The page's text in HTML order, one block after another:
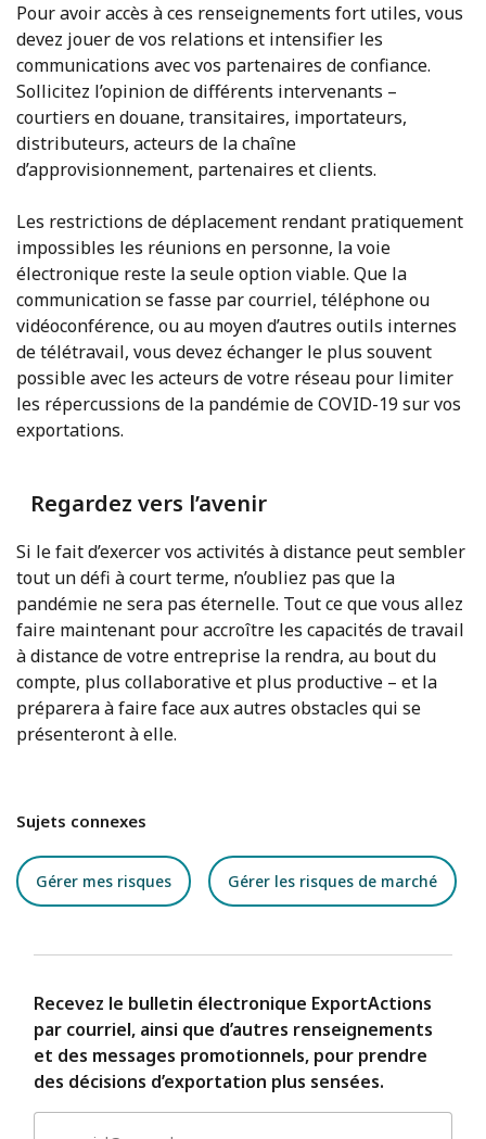
Pour avoir accès à ces renseignements fort utiles, vous
devez jouer de vos relations et intensifier les
communications avec vos partenaires de confiance.
Sollicitez l’opinion de différents intervenants –
courtiers en douane, transitaires, importateurs,
distributeurs, acteurs de la chaîne
d’approvisionnement, partenaires et clients.
Les restrictions de déplacement rendant pratiquement
impossibles les réunions en personne, la voie
électronique reste la seule option viable. Que la
communication se fasse par courriel, téléphone ou
vidéoconférence, ou au moyen d’autres outils internes
de télétravail, vous devez échanger le plus souvent
possible avec les acteurs de votre réseau pour limiter
les répercussions de la pandémie de COVID-19 sur vos
exportations.
Regardez vers l’avenir
Si le fait d’exercer vos activités à distance peut sembler
tout un défi à court terme, n’oubliez pas que la
pandémie ne sera pas éternelle. Tout ce que vous allez
faire maintenant pour accroître les capacités de travail
à distance de votre entreprise la rendra, au bout du
compte, plus collaborative et plus productive – et la
préparera à faire face aux autres obstacles qui se
présenteront à elle.
Sujets connexes
Gérer mes risques Gérer les risques de marché
Recevez le bulletin électronique ExportActions
par courriel, ainsi que d’autres renseignements
et des messages promotionnels, pour prendre
des décisions d’exportation plus sensées.